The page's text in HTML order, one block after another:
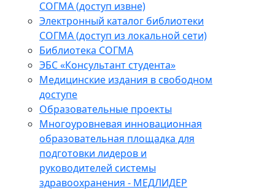
СОГМА (доступ извне)
Электронный каталог библиотеки
СОГМА (доступ из локальной сети)
Библиотека СОГМА
ЭБС «Консультант студента»
Медицинские издания в свободном
доступе
Образовательные проекты
Многоуровневая инновационная
образовательная площадка для
подготовки лидеров и
руководителей системы
здравоохранения - МЕДЛИДЕР